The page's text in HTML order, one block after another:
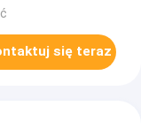
się teraz